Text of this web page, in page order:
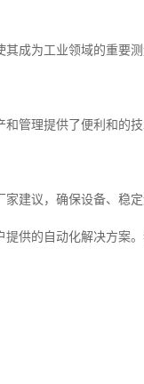
成为工业领域的重要测
管理提供了便利和的技
建议，确保设备、稳定
供的自动化解决方案